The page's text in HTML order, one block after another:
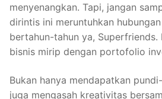
menyenangkan. Tapi, jangan
dirintis ini meruntuhkan
bertahun-tahun ya, Superfriends.
bisnis mirip dengan portofolio
Bukan hanya mendapatkan
juga mengasah kreativitas